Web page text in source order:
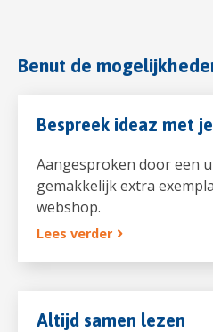
Benut de
Bespreek ideaz met
Aangesproken door een
gemakkelijk extra
webshop.
Lees verder
Altijd samen lezen